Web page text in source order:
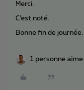
Merci.
C’est noté.
Bonne fin de journée.
1 personne aime